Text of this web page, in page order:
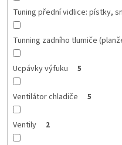
Tuning přední vidlice: pístky,
Tunning zadního tlumiče
Ucpávky výfuku 5
Ventilátor chladiče 5
Ventily 2